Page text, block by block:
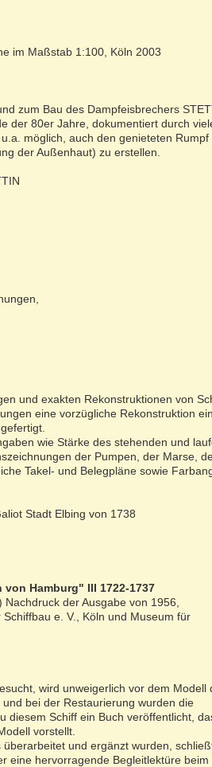
im Maßstab 1:100, Köln 2003
zum Bau des Dampfeisbrechers
der 80er Jahre, dokumentiert durch
möglich, auch den genieteten Rumpf
der Außenhaut) zu erstellen.
und exakten Rekonstruktionen von
eine vorzügliche Rekonstruktion
wie Stärke des stehenden und
der Pumpen, der Marse,
Takel- und Belegpläne sowie
Stadt Elbing von 1738
von Hamburg" III 1722-1737
der Ausgabe von 1956,
e. V., Köln und Museum für
wird unweigerlich vor dem Modell
bei der Restaurierung wurden die
diesem Schiff ein Buch veröffentlicht,
vorstellt.
und ergänzt wurden,
eine hervorragende Begleitlektüre beim